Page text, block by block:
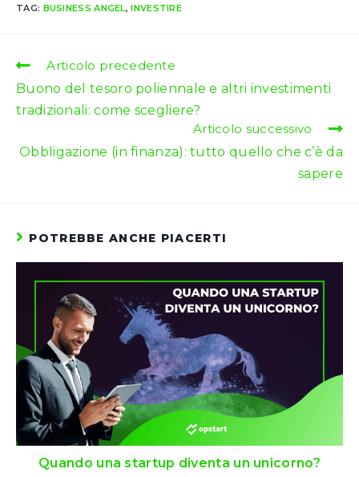
TAG: BUSINESS ANGEL, INVESTIRE
Leggi
articoli
Articolo precedente
Buono del tesoro poliennale e altri investimenti
tradizionali: come scegliere?
Articolo successivo
Obbligazione (in finanza): tutto quello che c’è da
sapere
POTREBBE ANCHE PIACERTI
Quando una startup diventa un unicorno?